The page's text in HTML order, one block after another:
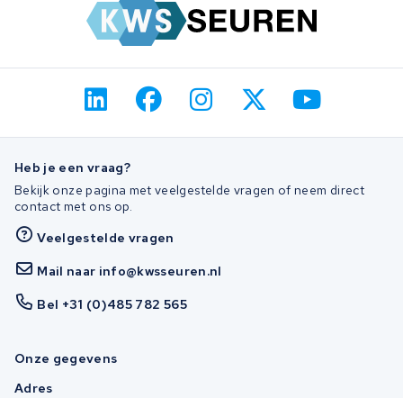
Heb je een vraag?
Bekijk onze pagina met veelgestelde vragen of neem direct
contact met ons op.
Veelgestelde vragen
Mail naar info@kwsseuren.nl
Bel +31 (0)485 782 565
Onze gegevens
Adres